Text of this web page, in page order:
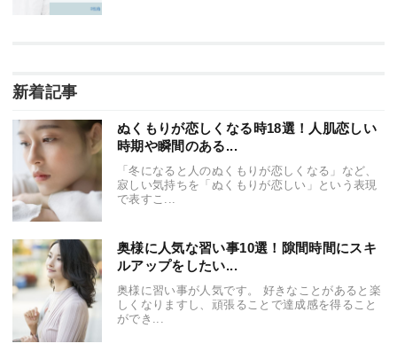
新着記事
ぬくもりが恋しくなる時18選！人肌恋しい
時期や瞬間のある...
「冬になると人のぬくもりが恋しくなる」など、
寂しい気持ちを「ぬくもりが恋しい」という表現
で表すこ...
奥様に人気な習い事10選！隙間時間にスキ
ルアップをしたい...
奥様に習い事が人気です。 好きなことがあると楽
しくなりますし、頑張ることで達成感を得ること
ができ...